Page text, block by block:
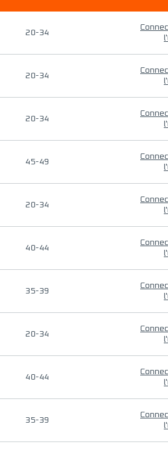
20-34
20-34
20-34
45-49
20-34
40-44
35-39
20-34
40-44
35-39